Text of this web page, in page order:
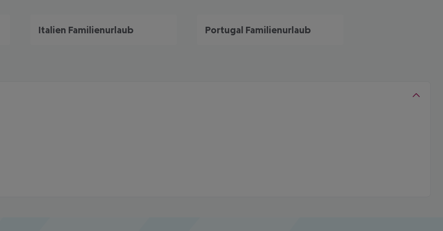
Italien Familienurlaub Portugal Familienurlaub